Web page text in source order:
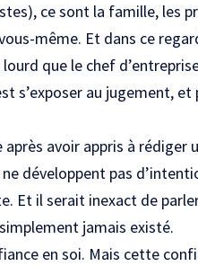
ce sont la famille, les
même. Et dans ce
que le chef
s’exposer au jugement, et
avoir appris à rédiger
développent pas
Et il serait inexact de
jamais existé.
en soi. Mais cette